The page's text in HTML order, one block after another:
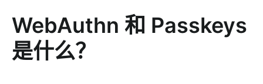
WebAuthn 和 Passkeys
是什么？